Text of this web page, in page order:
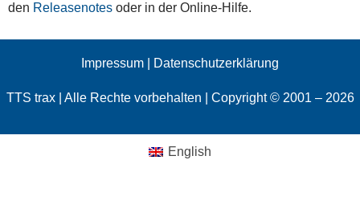
den Releasenotes oder in der Online-Hilfe.
Impressum Datenschutzerklärung
TTS trax | Alle Rechte vorbehalten | Copyright © 2001 – 2026
English